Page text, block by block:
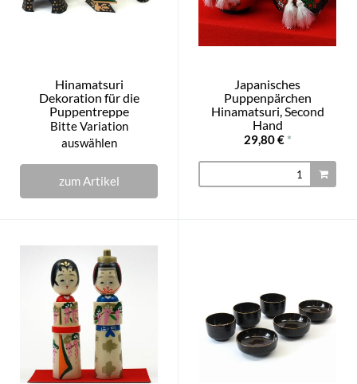
Hinamatsuri
Dekoration für die
Puppentreppe
Bitte Variation
auswählen
zum Artikel
Japanisches
Puppenpärchen
Hinamatsuri, Second
Hand
29,80 € *